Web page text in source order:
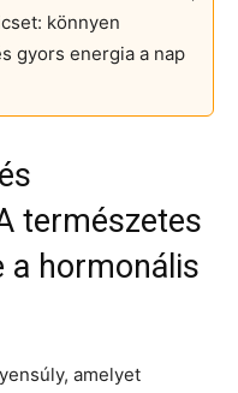
könnyen
gyors energia a nap
természetes
a hormonális
amelyet